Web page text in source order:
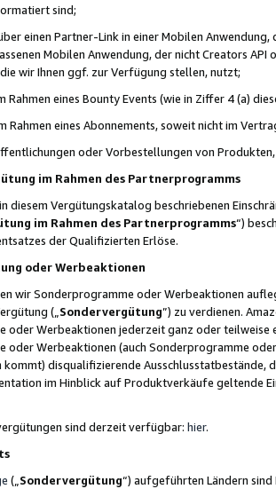
sind;
einen Partner-Link in einer Mobilen
Mobilen Anwendung, der nicht Creators
wir Ihnen ggf. zur Verfügung stellen, nutzt;
Rahmen eines Bounty Events (wie in Ziffer 4 (a)
Rahmen eines Abonnements, soweit nicht im
oder Vorbestellungen von
im Rahmen des Partnerprogramms
diesem Vergütungskatalog beschriebenen
im Rahmen des Partnerprogramms“)
der Qualifizierten Erlöse.
oder Werbeaktionen
wir Sonderprogramme oder Werbeaktionen
(„ Sondervergütung”) zu verdienen.
oder Werbeaktionen jederzeit ganz oder
oder Werbeaktionen (auch Sonderprogramme
disqualifizierende Ausschlusstatbestände,
im Hinblick auf Produktverkäufe geltende
sind derzeit verfügbar: hier.
(„ Sondervergütung“) aufgeführten Ländern